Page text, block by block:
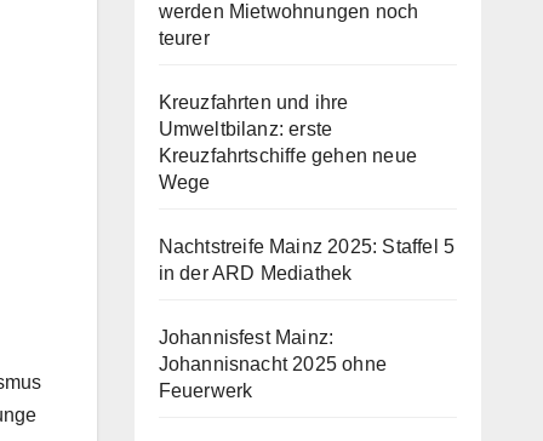
werden Mietwohnungen noch
teurer
Kreuzfahrten und ihre
Umweltbilanz: erste
Kreuzfahrtschiffe gehen neue
Wege
Nachtstreife Mainz 2025: Staffel 5
in der ARD Mediathek
Johannisfest Mainz:
Johannisnacht 2025 ohne
Feuerwerk